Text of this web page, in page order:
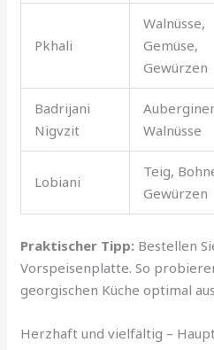
Pkhali
Walnüsse,
Gemüse,
Gewürzen
Badrijani
Nigvzit
Walnüsse
Lobiani
Teig,
Gewürzen
Praktischer Tipp: Bestellen
Vorspeisenplatte. So
georgischen Küche optimal
Herzhaft und vielfältig –